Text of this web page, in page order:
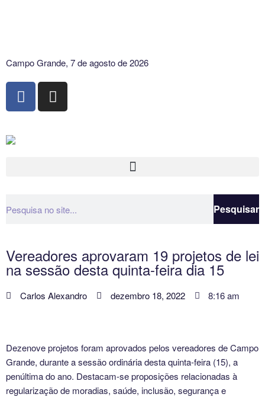
Campo Grande, 7 de agosto de 2026
Pesquisar
Vereadores aprovaram 19 projetos de lei
na sessão desta quinta-feira dia 15
Carlos Alexandro dezembro 18, 2022 8:16 am
Dezenove projetos foram aprovados pelos vereadores de Campo
Grande, durante a sessão ordinária desta quinta-feira (15), a
penúltima do ano. Destacam-se proposições relacionadas à
regularização de moradias, saúde, inclusão, segurança e